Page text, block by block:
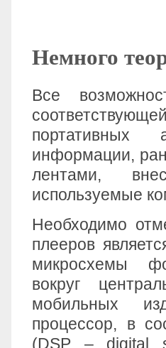
Немного
Все
портативных
информации,
лентами,
используемые
Необходимо
плееров
микросхемы
вокруг
мобильных
процессор, в
(DSP – digital